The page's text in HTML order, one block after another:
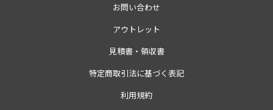
お問い合わせ
アウトレット
見積書・領収書
特定商取引法に基づく表記
利用規約